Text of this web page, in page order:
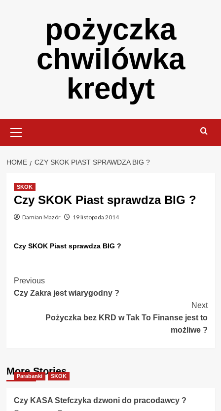
pożyczka
chwilówka
kredyt
Menu
HOME CZY SKOK PIAST SPRAWDZA BIG ?
SKOK
Czy SKOK Piast sprawdza BIG ?
Damian Mazór 19 listopada 2014
Czy SKOK Piast sprawdza BIG ?
Post
Navigation
Previous
Czy Zakra jest wiarygodny ?
Next
Pożyczka bez KRD w Tak To Finanse jest to
możliwe ?
More Stories
Parabanki SKOK
Czy KASA Stefczyka dzwoni do pracodawcy ?